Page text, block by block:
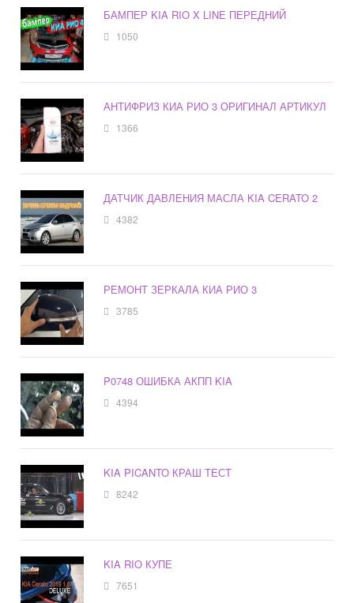
БАМПЕР KIA RIO X LINE ПЕРЕДНИЙ
1050
АНТИФРИЗ КИА РИО 3 ОРИГИНАЛ АРТИКУЛ
1366
ДАТЧИК ДАВЛЕНИЯ МАСЛА KIA CERATO 2
4382
РЕМОНТ ЗЕРКАЛА КИА РИО 3
3785
P0748 ОШИБКА АКПП KIA
4394
KIA PICANTO КРАШ ТЕСТ
8242
KIA RIO КУПЕ
7651